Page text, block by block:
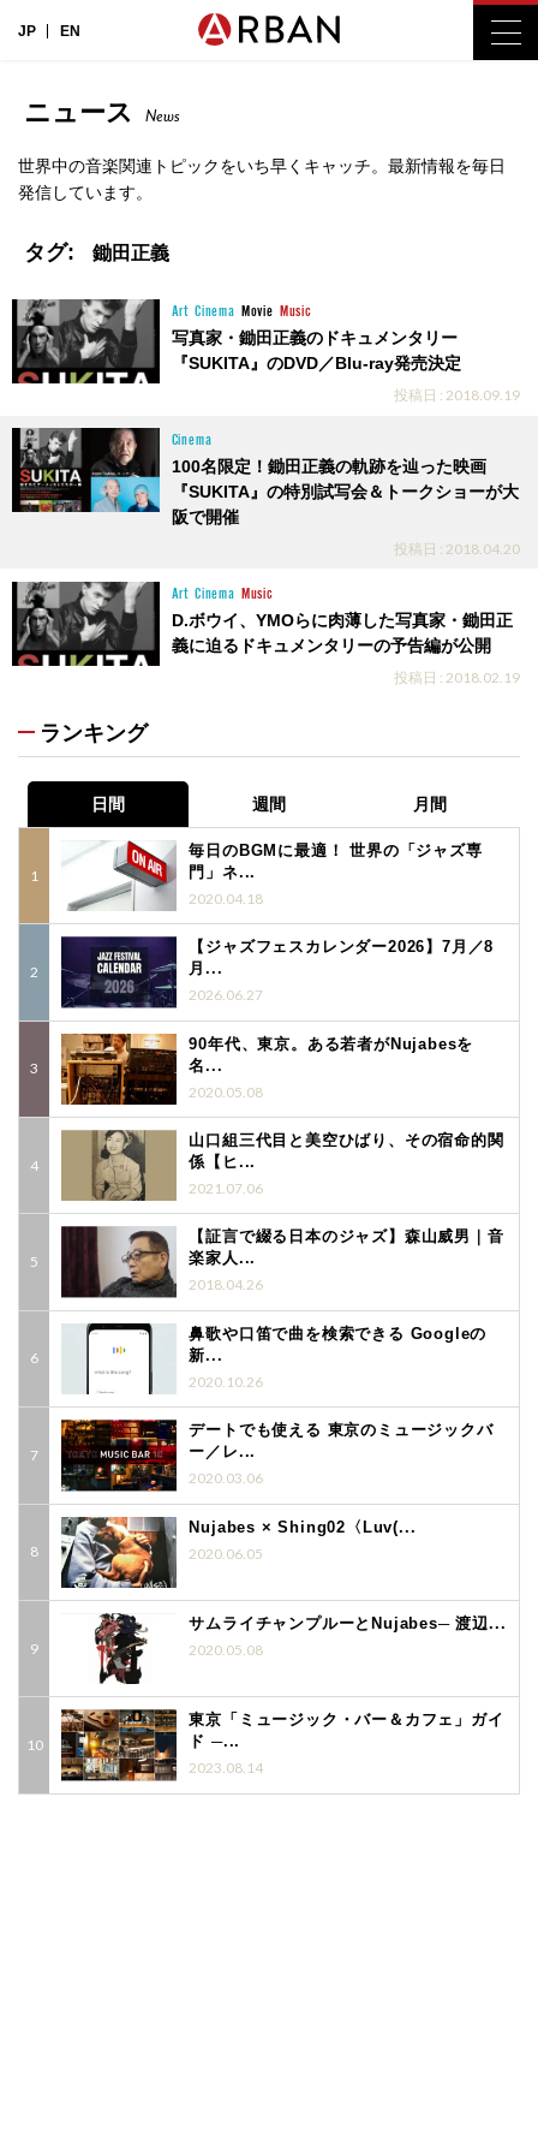
JP EN
ニュース News
世界中の音楽関連トピックをいち早くキャッチ。最新情報を毎日
発信しています。
タグ: 鋤田正義
Art Cinema Movie Music
写真家・鋤田正義のドキュメンタリー
『SUKITA』のDVD／Blu-ray発売決定
投稿日 : 2018.09.19
Cinema
100名限定！鋤田正義の軌跡を辿った映画
『SUKITA』の特別試写会＆トークショーが大
阪で開催
投稿日 : 2018.04.20
Art Cinema Music
D.ボウイ、YMOらに肉薄した写真家・鋤田正
義に迫るドキュメンタリーの予告編が公開
投稿日 : 2018.02.19
ランキング
日間 週間 月間
毎日のBGMに最適！ 世界の「ジャズ専
門」ネ...
2020.04.18
【ジャズフェスカレンダー2026】7月／8
月...
2026.06.27
90年代、東京。ある若者がNujabesを
名...
2020.05.08
山口組三代目と美空ひばり、その宿命的関
係【ヒ...
2021.07.06
【証言で綴る日本のジャズ】森山威男｜音
楽家人...
2018.04.26
鼻歌や口笛で曲を検索できる Googleの
新...
2020.10.26
デートでも使える 東京のミュージックバ
ー／レ...
2020.03.06
Nujabes × Shing02〈Luv(...
2020.06.05
サムライチャンプルーとNujabes─ 渡辺...
2020.05.08
東京「ミュージック・バー＆カフェ」ガイ
ド ─...
2023.08.14